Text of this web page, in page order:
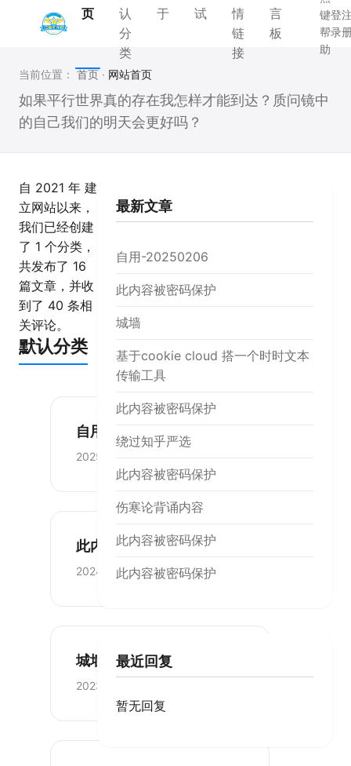
页
认
分
类
于
试
情
链
接
言
板
键
帮
助
登
录
当前位置： 首页 · 网站首页
如果平行世界真的存在我怎样才能到达？质问镜中
的自己我们的明天会更好吗？
自 2021 年 建
立网站以来，
我们已经创建
了 1 个分类，
共发布了 16
篇文章，并收
到了 40 条相
关评论。
默认分类
自用-20250206
2025-02-06
此内容被密码保护
2024-10-18
城墙
2023-04-30
最新文章
自用-20250206
此内容被密码保护
城墙
基于cookie cloud 搭一个时时文本
传输工具
此内容被密码保护
绕过知乎严选
此内容被密码保护
伤寒论背诵内容
此内容被密码保护
此内容被密码保护
最近回复
暂无回复